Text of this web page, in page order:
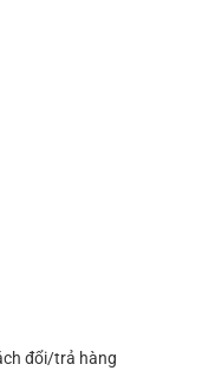
đổi/trả hàng